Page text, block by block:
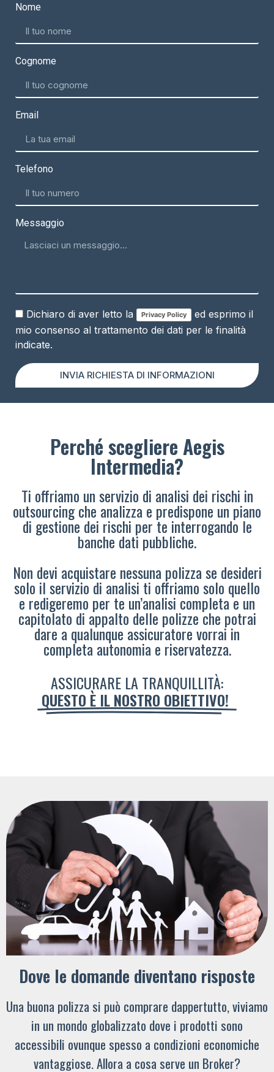
Nome
Cognome
Email
Telefono
Messaggio
Dichiaro di aver letto la Privacy Policy
ed esprimo il
mio consenso al trattamento dei dati per le finalità
indicate.
INVIA RICHIESTA DI INFORMAZIONI
Perché scegliere Aegis
Intermedia?
Ti offriamo un servizio di analisi dei rischi in
outsourcing che analizza e predispone un piano
di gestione dei rischi per te interrogando le
banche dati pubbliche.
Non devi acquistare nessuna polizza se desideri
solo il servizio di analisi ti offriamo solo quello
e redigeremo per te un’analisi completa e un
capitolato di appalto delle polizze che potrai
dare a qualunque assicuratore vorrai in
completa autonomia e riservatezza.
ASSICURARE LA TRANQUILLITÀ:
QUESTO È IL NOSTRO OBIETTIVO!
Dove le domande diventano risposte
Una buona polizza si può comprare dappertutto, viviamo
in un mondo globalizzato dove i prodotti sono
accessibili ovunque spesso a condizioni economiche
vantaggiose. Allora a cosa serve un Broker?